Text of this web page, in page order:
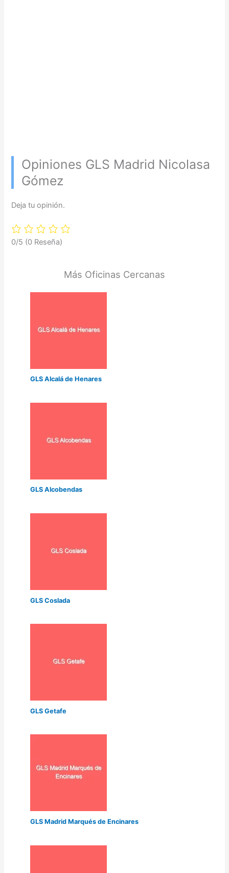
Opiniones GLS Madrid Nicolasa
Gómez
Deja tu opinión.
0/5 (0 Reseña)
Más Oficinas Cercanas
GLS Alcalá de Henares
GLS Alcobendas
GLS Coslada
GLS Getafe
GLS Madrid Marqués de Encinares